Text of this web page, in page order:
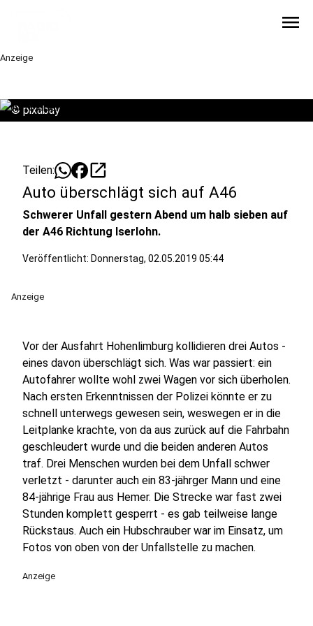
menu
Anzeige
© pixabay
Teilen: open_in_new
Auto überschlägt sich auf A46
Schwerer Unfall gestern Abend um halb sieben auf
der A46 Richtung Iserlohn.
Veröffentlicht: Donnerstag, 02.05.2019 05:44
Anzeige
Vor der Ausfahrt Hohenlimburg kollidieren drei Autos -
eines davon überschlägt sich. Was war passiert: ein
Autofahrer wollte wohl zwei Wagen vor sich überholen.
Nach ersten Erkenntnissen der Polizei könnte er zu
schnell unterwegs gewesen sein, weswegen er in die
Leitplanke krachte, von da aus zurück auf die Fahrbahn
geschleudert wurde und die beiden anderen Autos
traf. Drei Menschen wurden bei dem Unfall schwer
verletzt - darunter auch ein 83-jährger Mann und eine
84-jährige Frau aus Hemer. Die Strecke war fast zwei
Stunden komplett gesperrt - es gab teilweise lange
Rückstaus. Auch ein Hubschrauber war im Einsatz, um
Fotos von oben von der Unfallstelle zu machen.
Anzeige